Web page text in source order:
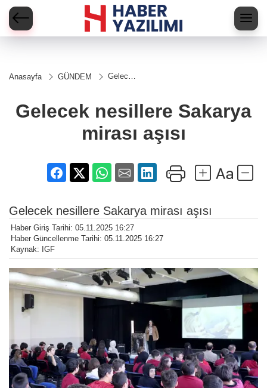
Anasayfa GÜNDEM
Gelecek
aşısı
Gelecek nesillere Sakarya
mirası aşısı
Gelecek nesillere Sakarya mirası aşısı
Haber Giriş Tarihi: 05.11.2025 16:27
Haber Güncellenme Tarihi: 05.11.2025 16:27
Kaynak: IGF